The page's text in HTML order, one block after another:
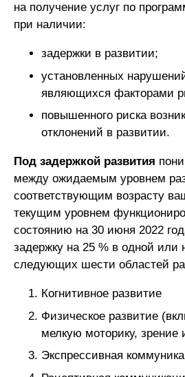
на получение услуг по
при наличии:
задержки в развитии;
установленных
являющихся факторами
повышенного риска
отклонений в развитии.
Под задержкой развития
между ожидаемым уровнем
соответствующим возрасту
текущим уровнем
состоянию на 30 июня 2022
задержку на 25 % в одной или
следующих шести областей
Когнитивное развитие
Физическое развитие
мелкую моторику, зрение
Экспрессивная